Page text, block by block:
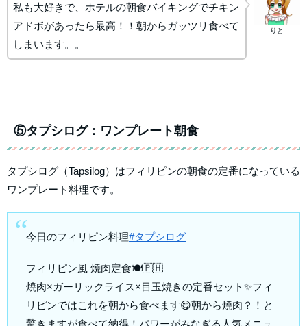
りと
私も大好きで、ホテルの朝食バイキングでチキン
アドボがあったら最高！！朝からガッツリ食べて
しまいます。。
⑤タプシログ：ワンプレート朝食
タプシログ（Tapsilog）はフィリピンの朝食の定番になっている
ワンプレート料理です。
今日のフィリピン料理#タプシログ
フィリピン風 焼肉定食🍽🇵🇭
焼肉×ガーリックライス×目玉焼きの定番セット✨フィ
リピンではこれを朝から食べます😋朝から焼肉？！と